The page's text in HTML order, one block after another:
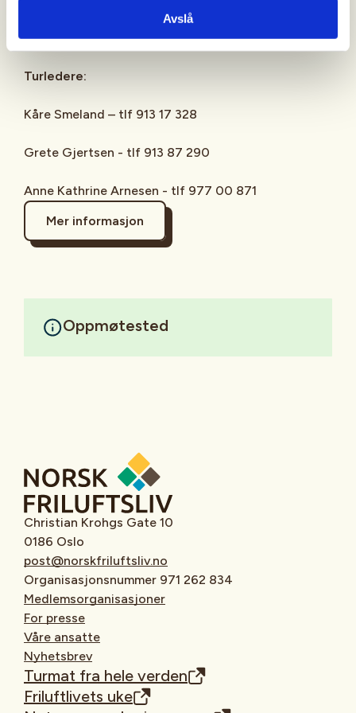
Avslå
Facebook: Aktiv i 100 med DNT Bærum Turlag -
DNT Oslo og Omegn
Turledere:
Kåre Smeland – tlf 913 17 328
Grete Gjertsen - tlf 913 87 290
Anne Kathrine Arnesen - tlf 977 00 871
Mer informasjon
Oppmøtested
Christian Krohgs Gate 10
0186 Oslo
post@norskfriluftsliv.no
Organisasjonsnummer 971 262 834
Medlemsorganisasjoner
For presse
Våre ansatte
Nyhetsbrev
Turmat fra hele verden
Friluftlivets uke